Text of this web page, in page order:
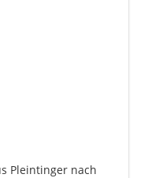
Pleintinger nach